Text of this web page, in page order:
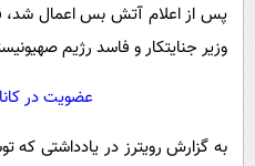
حیات
سیاست
پس از اعلام آتش بس اعمال شد،
وزیر جنایتکار و فاسد رژیم
عضویت در
به گزارش رویترز در یادداشتی که